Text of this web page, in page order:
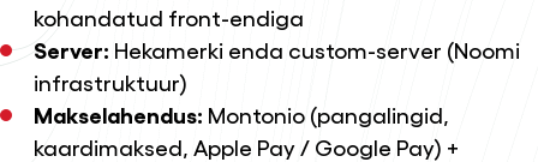
kohandatud front-endiga
Server: Hekamerki enda custom-server (Noomi
infrastruktuur)
Makselahendus: Montonio (pangalingid,
kaardimaksed, Apple Pay / Google Pay) +